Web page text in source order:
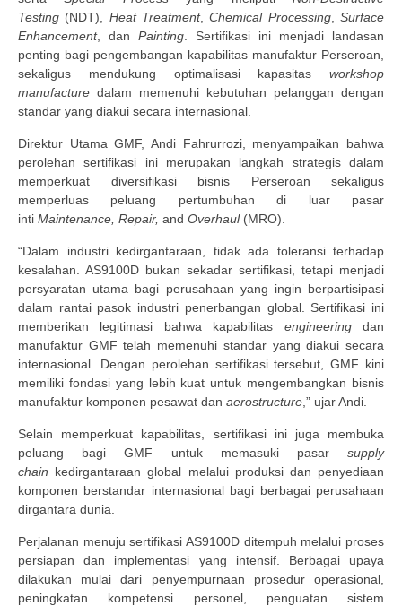
Testing (NDT), Heat Treatment,Chemical Processing,Surface
Enhancement, dan Painting . Sertifikasi ini menjadi landasan
penting bagi pengembangan kapabilitas manufaktur Perseroan,
sekaligus mendukung optimalisasi kapasitas workshop
manufacture dalam memenuhi kebutuhan pelanggan dengan
standar yang diakui secara internasional.
Direktur Utama GMF, Andi Fahrurrozi, menyampaikan bahwa
perolehan sertifikasi ini merupakan langkah strategis dalam
memperkuat diversifikasi bisnis Perseroan sekaligus
memperluas peluang pertumbuhan di luar pasar
inti Maintenance, Repair, and Overhaul(MRO).
“Dalam industri kedirgantaraan, tidak ada toleransi terhadap
kesalahan. AS9100D bukan sekadar sertifikasi, tetapi menjadi
persyaratan utama bagi perusahaan yang ingin berpartisipasi
dalam rantai pasok industri penerbangan global. Sertifikasi ini
memberikan legitimasi bahwa kapabilitas engineeringdan
manufaktur GMF telah memenuhi standar yang diakui secara
internasional. Dengan perolehan sertifikasi tersebut, GMF kini
memiliki fondasi yang lebih kuat untuk mengembangkan bisnis
manufaktur komponen pesawat dan aerostructure ,” ujar Andi.
Selain memperkuat kapabilitas, sertifikasi ini juga membuka
peluang bagi GMF untuk memasuki pasarsupply
chain kedirgantaraan global melalui produksi dan penyediaan
komponen berstandar internasional bagi berbagai perusahaan
dirgantara dunia.
Perjalanan menuju sertifikasi AS9100D ditempuh melalui proses
persiapan dan implementasi yang intensif. Berbagai upaya
dilakukan mulai dari penyempurnaan prosedur operasional,
peningkatan kompetensi personel, penguatan sistem